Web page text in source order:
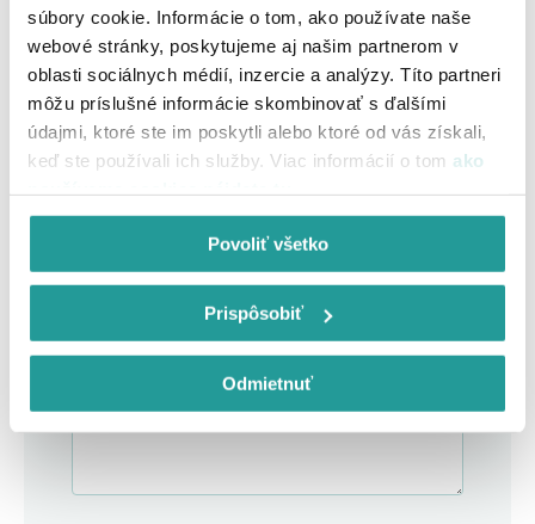
súbory cookie. Informácie o tom, ako používate naše
webové stránky, poskytujeme aj našim partnerom v
oblasti sociálnych médií, inzercie a analýzy. Títo partneri
môžu príslušné informácie skombinovať s ďalšími
údajmi, ktoré ste im poskytli alebo ktoré od vás získali,
keď ste používali ich služby. Viac informácií o tom ako
Povoliť všetko
Prispôsobiť
Odmietnuť
Pomohol Vám tento článok?
Áno, ďakujem! Nie, vôbec
Môžete nám povedať viac o svojej skúsenosti?